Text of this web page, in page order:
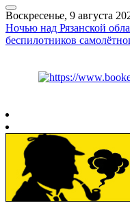
Воскресенье, 9 августа
Ночью над Рязанской
беспилотников